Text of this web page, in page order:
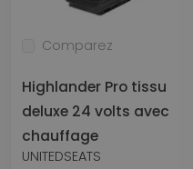
Comparez
Highlander Pro tissu
deluxe 24 volts avec
chauffage
UNITEDSEATS